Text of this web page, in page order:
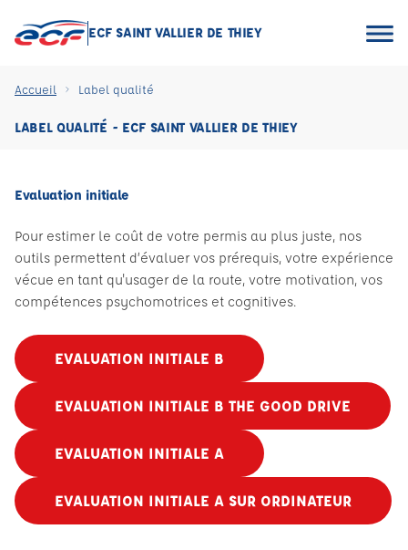
ECF SAINT VALLIER DE THIEY
Accueil Label qualité
LABEL QUALITÉ - ECF SAINT VALLIER DE THIEY
Evaluation initiale
Pour estimer le coût de votre permis au plus juste, nos
outils permettent d’évaluer vos prérequis, votre expérience
vécue en tant qu'usager de la route, votre motivation, vos
compétences psychomotrices et cognitives.
EVALUATION INITIALE B
EVALUATION INITIALE B THE GOOD DRIVE
EVALUATION INITIALE A
EVALUATION INITIALE A SUR ORDINATEUR